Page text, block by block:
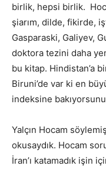
birlik, hepsi birlik.
şiarım, dilde, fikirde,
Gasparaski, Galiyev,
doktora tezini daha
bu kitap. Hindistan’a
Biruni’de var ki en
indeksine
Yalçın Hocam
okusaydık. Hocam
İran’ı katamadık işin